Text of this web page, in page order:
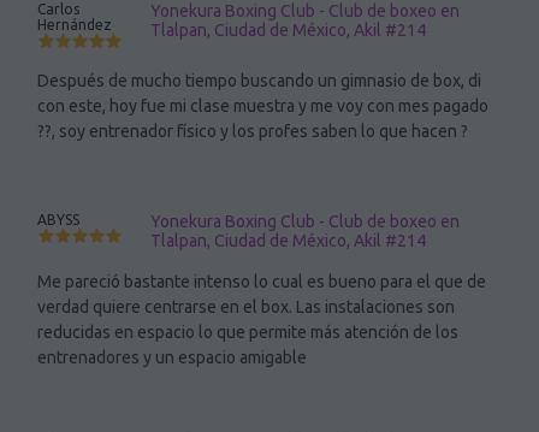
Carlos
Hernández
Yonekura Boxing Club - Club de boxeo en
Tlalpan, Ciudad de México, Akil #214
Después de mucho tiempo buscando un gimnasio de box, di
con este, hoy fue mi clase muestra y me voy con mes pagado
??, soy entrenador físico y los profes saben lo que hacen ?
ABYSS
Yonekura Boxing Club - Club de boxeo en
Tlalpan, Ciudad de México, Akil #214
Me pareció bastante intenso lo cual es bueno para el que de
verdad quiere centrarse en el box. Las instalaciones son
reducidas en espacio lo que permite más atención de los
entrenadores y un espacio amigable